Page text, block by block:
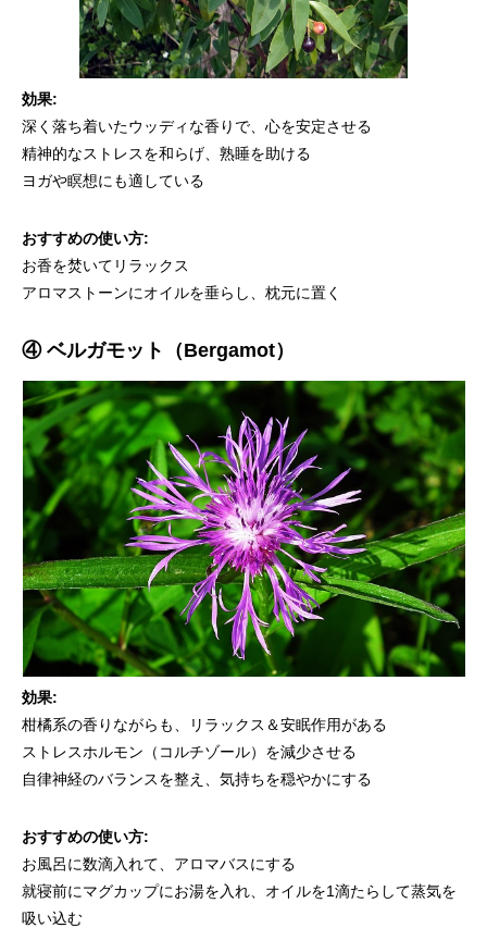
効果:
深く落ち着いたウッディな香りで、心を安定させる
精神的なストレスを和らげ、熟睡を助ける
ヨガや瞑想にも適している
おすすめの使い方:
お香を焚いてリラックス
アロマストーンにオイルを垂らし、枕元に置く
④ ベルガモット（Bergamot）
効果:
柑橘系の香りながらも、リラックス＆安眠作用がある
ストレスホルモン（コルチゾール）を減少させる
自律神経のバランスを整え、気持ちを穏やかにする
おすすめの使い方:
お風呂に数滴入れて、アロマバスにする
就寝前にマグカップにお湯を入れ、オイルを1滴たらして蒸気を
吸い込む